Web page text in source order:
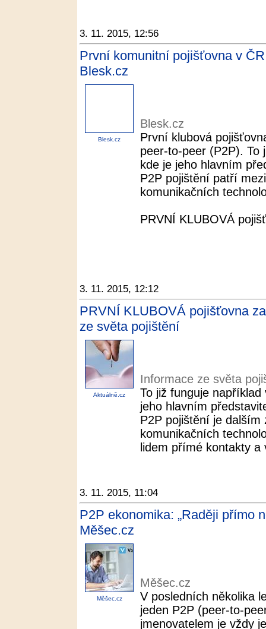
3. 11. 2015, 12:56
První komunitní pojišťovna v
Blesk.cz
Blesk.cz
Blesk.cz
První klubová
peer-to-peer (P2P). To
kde je jeho hlavním
P2P pojištění patří
komunikačních
PRVNÍ KLUBOVÁ
3. 11. 2015, 12:12
PRVNÍ KLUBOVÁ pojišťovna
ze světa pojištění
Aktuálně.cz
Informace ze světa
To již funguje
jeho hlavním
P2P pojištění je
komunikačních
lidem přímé kontakty a
3. 11. 2015, 11:04
P2P ekonomika: „Raději přímo
Měšec.cz
Měšec.cz
Měšec.cz
V posledních několika
jeden P2P (peer-to-
jmenovatelem je vždy